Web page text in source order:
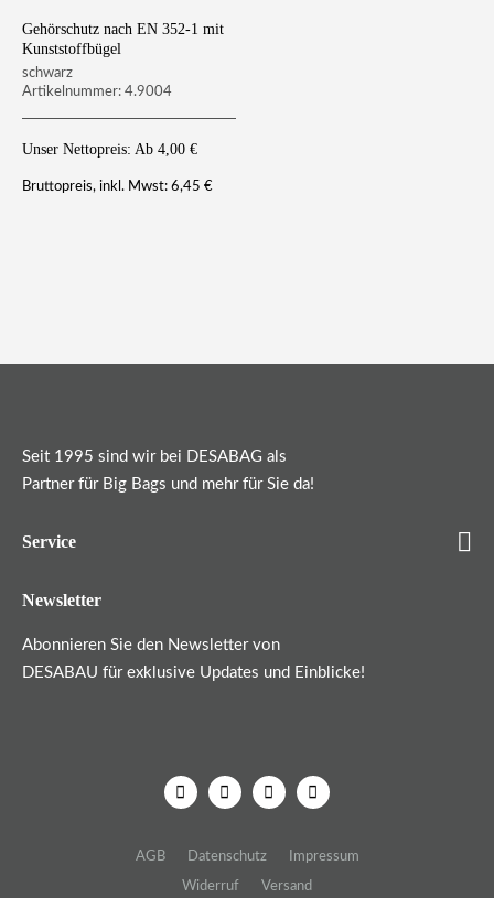
Gehörschutz nach EN 352-1 mit
Kunststoffbügel
schwarz
Artikelnummer: 4.9004
Unser Nettopreis: Ab 4,00 €
Bruttopreis, inkl. Mwst: 6,45€
Seit 1995 sind wir bei DESABAG als
Partner für Big Bags und mehr für Sie da!
Service
Newsletter
Abonnieren Sie den Newsletter von
DESABAU für exklusive Updates und Einblicke!
AGB Datenschutz Impressum
Widerruf Versand